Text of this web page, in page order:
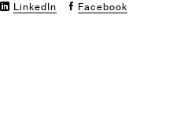
LinkedIn Facebook